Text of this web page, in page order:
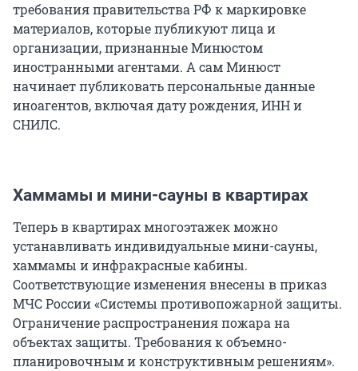
требования правительства РФ к маркировке
материалов, которые публикуют лица и
организации, признанные Минюстом
иностранными агентами. А сам Минюст
начинает публиковать персональные данные
иноагентов, включая дату рождения, ИНН и
СНИЛС.
Хаммамы и мини-сауны в квартирах
Теперь в квартирах многоэтажек можно
устанавливать индивидуальные мини-сауны,
хаммамы и инфракрасные кабины.
Соответствующие изменения внесены в приказ
МЧС России «Системы противопожарной защиты.
Ограничение распространения пожара на
объектах защиты. Требования к объемно-
планировочным и конструктивным решениям».